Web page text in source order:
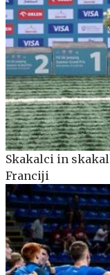
Skakalci in
Franciji